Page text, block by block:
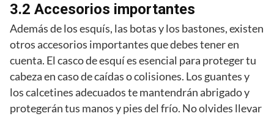
3.2 Accesorios importantes
Además de los esquís, las botas y los bastones, existen
otros accesorios importantes que debes tener en
cuenta. El casco de esquí es esencial para proteger tu
cabeza en caso de caídas o colisiones. Los guantes y
los calcetines adecuados te mantendrán abrigado y
protegerán tus manos y pies del frío. No olvides llevar